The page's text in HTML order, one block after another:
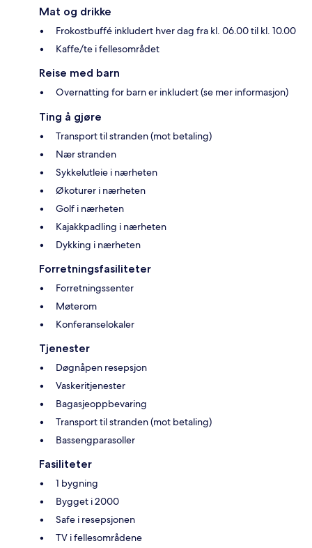
Mat og drikke
Frokostbuffé inkludert hver dag fra kl. 06.00 til kl. 10.00
Kaffe/te i fellesområdet
Reise med barn
Overnatting for barn er inkludert (se mer informasjon)
Ting å gjøre
Transport til stranden (mot betaling)
Nær stranden
Sykkelutleie i nærheten
Økoturer i nærheten
Golf i nærheten
Kajakkpadling i nærheten
Dykking i nærheten
Forretningsfasiliteter
Forretningssenter
Møterom
Konferanselokaler
Tjenester
Døgnåpen resepsjon
Vaskeritjenester
Bagasjeoppbevaring
Transport til stranden (mot betaling)
Bassengparasoller
Fasiliteter
1 bygning
Bygget i 2000
Safe i resepsjonen
TV i fellesområdene